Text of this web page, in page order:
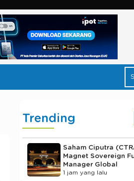
Trending
Saham Ciputra
Magnet Sovereign
Manager Global
1 jam yang lalu